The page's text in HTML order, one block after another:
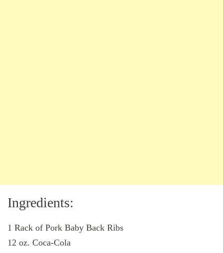
Ingredients:
1 Rack of Pork Baby Back Ribs
12 oz. Coca-Cola